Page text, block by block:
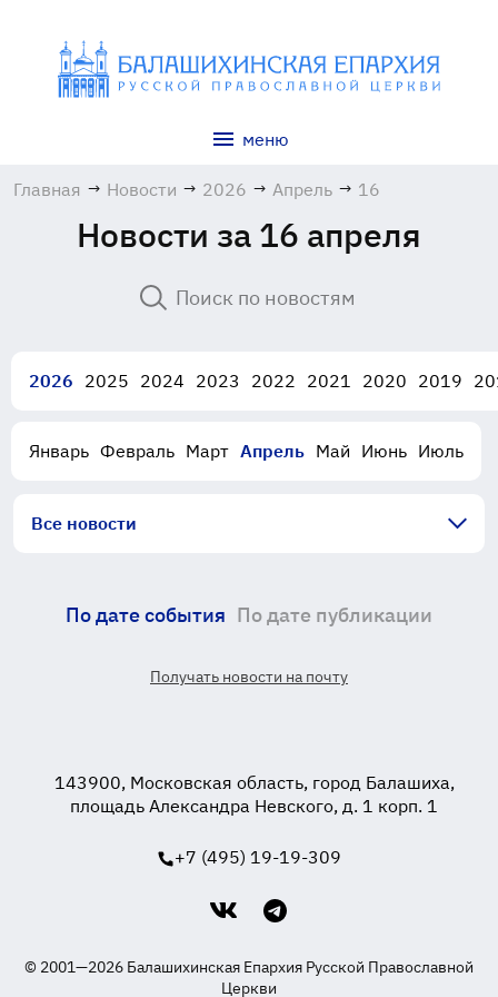
меню
Главная → Новости → 2026 → Апрель → 16
Новости за 16 апреля
2026 2025 2024 2023 2022 2021 2020 2019
Январь Февраль Март Апрель Май Июнь Июль
Все новости
По дате события По дате публикации
Получать новости на почту
143900, Московская область, город Балашиха,
площадь Александра Невского, д. 1 корп. 1
+7 (495) 19-19-309
© 2001—2026 Балашихинская Епархия Русской Православной
Церкви